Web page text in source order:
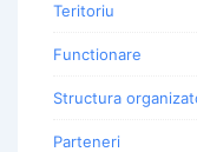
Teritoriu
Functionare
Structura
Parteneri